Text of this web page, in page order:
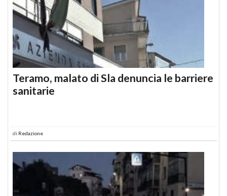
Teramo, malato di Sla denuncia le barriere
sanitarie
di Redazione